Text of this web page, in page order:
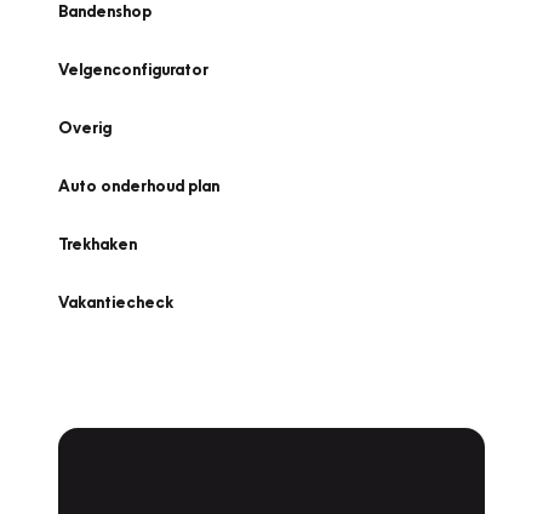
Bandenshop
Velgenconfigurator
Overig
Auto onderhoud plan
Trekhaken
Vakantiecheck